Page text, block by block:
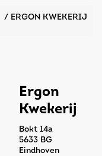
/ ERGON KWEKERIJ
Ergon
Kwekerij
Bokt 14a
5633 BG
Eindhoven